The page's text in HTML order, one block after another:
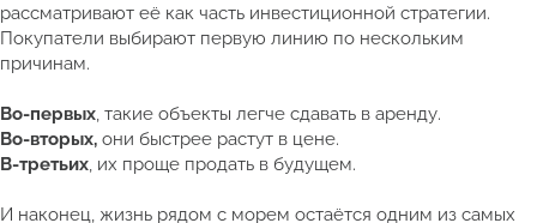
рассматривают её как часть инвестиционной стратегии.
Покупатели выбирают первую линию по нескольким
причинам.
Во-первых, такие объекты легче сдавать в аренду.
Во-вторых, они быстрее растут в цене.
В-третьих, их проще продать в будущем.
И наконец, жизнь рядом с морем остаётся одним из самых